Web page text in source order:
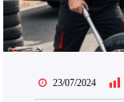
23/07/2024